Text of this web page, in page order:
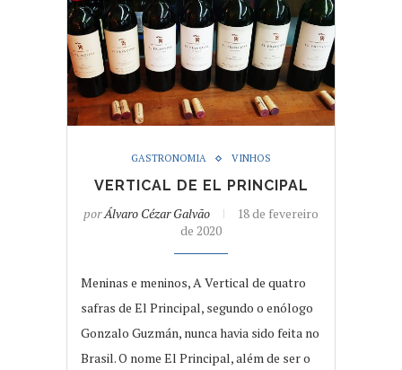
GASTRONOMIA VINHOS
VERTICAL DE EL PRINCIPAL
porÁlvaro Cézar Galvão
18 de fevereiro
de 2020
Meninas e meninos, A Vertical de quatro
safras de El Principal, segundo o enólogo
Gonzalo Guzmán, nunca havia sido feita no
Brasil. O nome El Principal, além de ser o